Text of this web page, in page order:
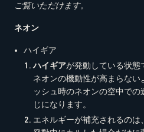
ご覧いただけます。
ネオン
ハイギア
ハイギアが発動している状態
ネオンの機動性が高まらな
ッシュ時のネオンの空中で
じになります。
エネルギーが補充されるの